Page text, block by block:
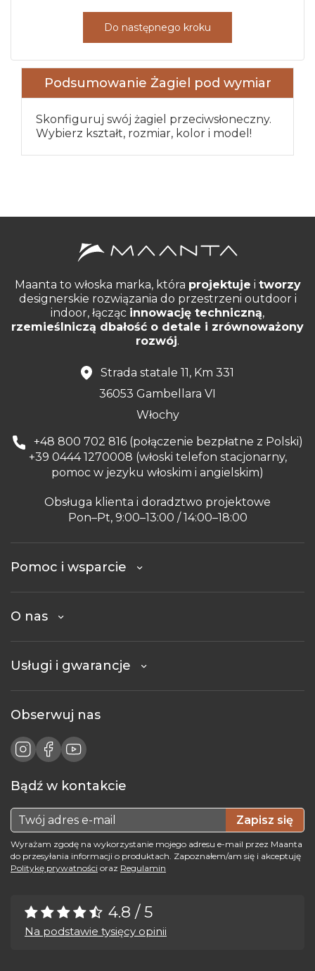
Do następnego kroku
Podsumowanie Żagiel pod wymiar
Skonfiguruj swój żagiel przeciwsłoneczny.
Wybierz kształt, rozmiar, kolor i model!
Maanta to włoska marka, która projektuje i tworzy
designerskie rozwiązania do przestrzeni outdoor i
indoor, łącząc innowację techniczną,
rzemieślniczą dbałość o detale i zrównoważony
rozwój.
Strada statale 11, Km 331
36053 Gambellara VI
Włochy
+48 800 702 816 (połączenie bezpłatne z Polski)
+39 0444 1270008 (włoski telefon stacjonarny,
pomoc w jezyku włoskim i angielskim)
Obsługa klienta i doradztwo projektowe
Pon–Pt, 9:00–13:00 / 14:00–18:00
Pomoc i wsparcie
O nas
Usługi i gwarancje
Obserwuj nas
Bądź w kontakcie
Zapisz się
Wyrażam zgodę na wykorzystanie mojego adresu e-mail przez Maanta
do przesyłania informacji o produktach. Zapoznałem/am się i akceptuję
Politykę prywatności oraz Regulamin
4.8 / 5
Na podstawie tysięcy opinii